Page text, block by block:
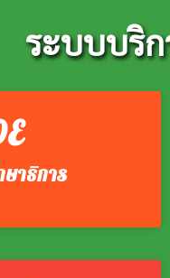
ระบบบริ
าธิการ